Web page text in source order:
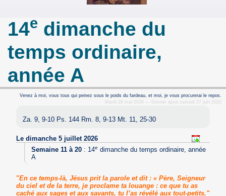
14e dimanche du
temps ordinaire,
année A
Venez à moi, vous tous qui peinez sous le poids du fardeau, et moi, je vous procurerai le repos.
Mardi 26 mai 2026 — Dernier ajout samedi 27 juin 2020
Za. 9, 9-10 Ps. 144 Rm. 8, 9-13 Mt. 11, 25-30
Le dimanche 5 juillet 2026
Semaine 11 à 20: 14e dimanche du temps ordinaire, année
A
"En ce temps-là, Jésus prit la parole et dit : « Père, Seigneur
du ciel et de la terre, je proclame ta louange : ce que tu as
caché aux sages et aux savants, tu l’as révélé aux tout-petits."